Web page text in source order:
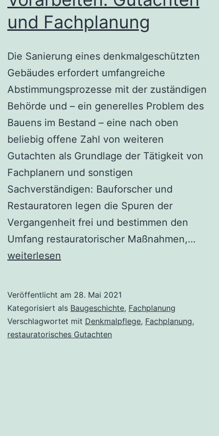
und Fachplanung
Die Sanierung eines denkmalgeschützten
Gebäudes erfordert umfangreiche
Abstimmungsprozesse mit der zuständigen
Behörde und – ein generelles Problem des
Bauens im Bestand – eine nach oben
beliebig offene Zahl von weiteren
Gutachten als Grundlage der Tätigkeit von
Fachplanern und sonstigen
Sachverständigen: Bauforscher und
Restauratoren legen die Spuren der
Vergangenheit frei und bestimmen den
Umfang restauratorischer Maßnahmen,…
weiterlesen
Veröffentlicht am 28. Mai 2021
Kategorisiert als Baugeschichte, Fachplanung
Verschlagwortet mit Denkmalpflege, Fachplanung,
restauratorisches Gutachten